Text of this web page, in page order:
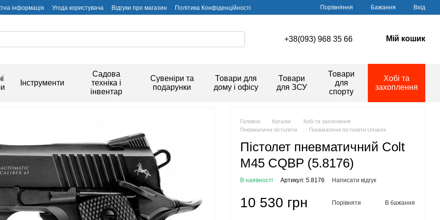
інформація Угода користувача Відгуки про магазин Політика Конфіденційності Порівняння Бажання Вхід
+38(093) 968 35 66 Мій кошик
Інструменти
Садова
техніка і
інвентар
Сувеніри та
подарунки
Товари для
дому і офісу
Товари
для ЗСУ
Товари
для
спорту
Хобі та
захоплення
Головна Каталог
Хобі та захоплення
Пневматичні пістолети
Пневматичні пістолети Umarex
Пістолет пневматичний Colt
M45 CQBP (5.8176)
В наявності Артикул: 5.8176 Написати відгук
10 530 грн Порівняти В бажання